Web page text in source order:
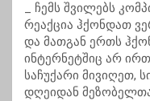
_ ჩემს შვილებს
რეაქცია ჰქონდათ
და მათგან ერთს
ინტერნეტშიც არ
საჩუქარი მივიღეთ,
დღეიდან